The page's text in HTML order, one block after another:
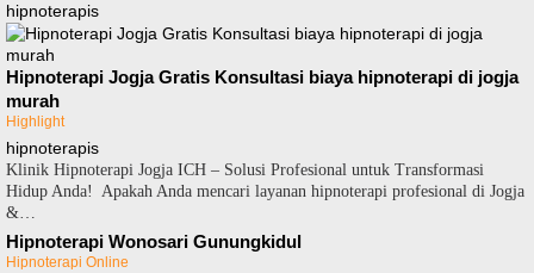
hipnoterapis
Hipnoterapi Jogja Gratis Konsultasi biaya hipnoterapi di jogja
murah
Highlight
hipnoterapis
Klinik Hipnoterapi Jogja ICH – Solusi Profesional untuk Transformasi
Hidup Anda! Apakah Anda mencari layanan hipnoterapi profesional di Jogja
&…
Hipnoterapi Wonosari Gunungkidul
Hipnoterapi Online